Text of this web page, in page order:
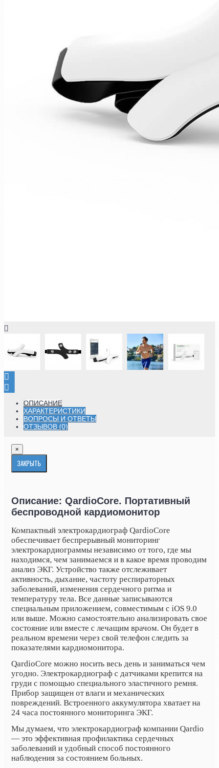
ОПИСАНИЕ
ХАРАКТЕРИСТИКИ
ВОПРОСЫ И ОТВЕТЫ
ОТЗЫВОВ (0)
×
ЗАКРЫТЬ
Описание: QardioCore. Портативный
беспроводной кардиомонитор
Компактный электрокардиограф QardioCore
обеспечивает беспрерывный мониторинг
электрокардиограммы независимо от того, где мы
находимся, чем занимаемся и в какое время проводим
анализ ЭКГ. Устройство также отслеживает
активность, дыхание, частоту респираторных
заболеваний, изменения сердечного ритма и
температуру тела. Все данные записываются
специальным приложением, совместимым с iOS 9.0
или выше. Можно самостоятельно анализировать свое
состояние или вместе с лечащим врачом. Он будет в
реальном времени через свой телефон следить за
показателями кардиомонитора.
QardioCore можно носить весь день и заниматься чем
угодно. Электрокардиограф с датчиками крепится на
груди с помощью специального эластичного ремня.
Прибор защищен от влаги и механических
повреждений. Встроенного аккумулятора хватает на
24 часа постоянного мониторинга ЭКГ.
Мы думаем, что электрокардиограф компании Qardio
— это эффективная профилактика сердечных
заболеваний и удобный способ постоянного
наблюдения за состоянием больных.